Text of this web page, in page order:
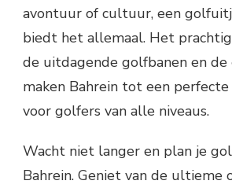
avontuur of cultuur, een
biedt het allemaal. Het
de uitdagende golfbanen en de
maken Bahrein tot een
voor golfers van alle niveaus.
Wacht niet langer en plan je
Bahrein. Geniet van de ultieme